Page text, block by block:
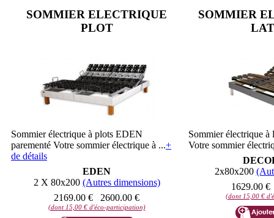
SOMMIER ELECTRIQUE
PLOT
Sommier électrique à plots EDEN
parementé Votre sommier électrique à ...+
de détails
EDEN
2 X 80x200 (Autres dimensions)
2169.00 €
2600.00 €
(dont 15,00 € d'éco-participation)
SOMMIER
Sommier électrique
Votre sommier
2x80x200
1629.00 €
(dont 15,00 €